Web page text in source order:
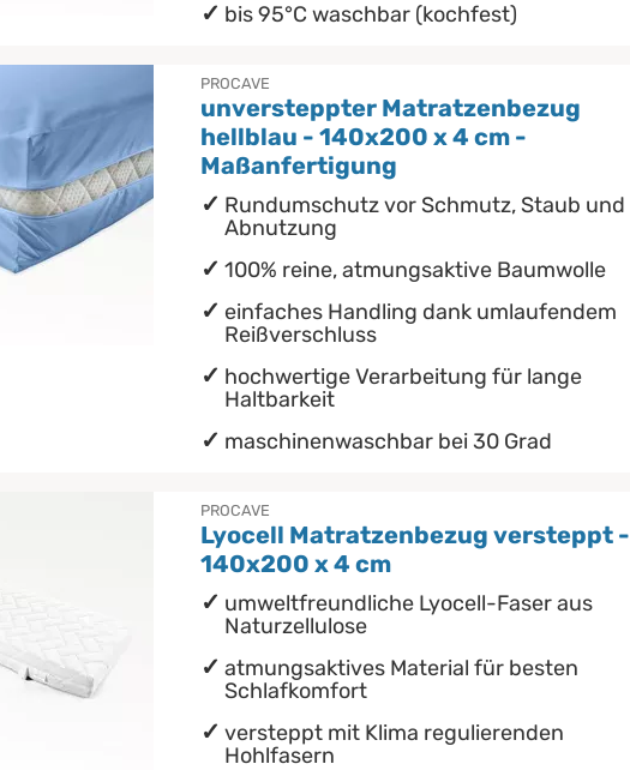
bis 95°C waschbar (kochfest)
PROCAVE
unversteppter Matratzenbezug
hellblau - 140x200 x 4 cm -
Maßanfertigung
Rundumschutz vor Schmutz, Staub und
Abnutzung
100% reine, atmungsaktive Baumwolle
einfaches Handling dank umlaufendem
Reißverschluss
hochwertige Verarbeitung für lange
Haltbarkeit
maschinenwaschbar bei 30 Grad
PROCAVE
Lyocell Matratzenbezug versteppt -
140x200 x 4 cm
umweltfreundliche Lyocell-Faser aus
Naturzellulose
atmungsaktives Material für besten
Schlafkomfort
versteppt mit Klima regulierenden
Hohlfasern